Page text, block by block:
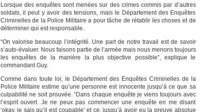
Lorsque des enquêtes sont menées sur des crimes commis par d’autres
soldats, il peut y avoir des tensions, mais le Département des Enquêtes
Criminelles de la Police Militaire a pour tâche de rétablir les choses et de
déterminer qui est responsable.
“On valorise beaucoup l’intégrité. Une part de notre travail est de savoir
s’auto-évaluer. Nous faisons partie de l’armée mais nous menons toujours
les enquêtes de la manière la plus objective possible”, explique le
commandant Guy.
Comme dans toute loi, le Département des Enquêtes Criminelles de la
Police Militaire estime qu’une personne est innocente jusqu’à ce que sa
culpabilité ne soit prouvée. “Dans chaque enquête je viens toujours avec
l’esprit ouvert. Je ne peux pas commencer une enquête en me disant
‘okay, je sais qu’il est coupable’ et ce, jusqu’à avoir eu la preuve absolue